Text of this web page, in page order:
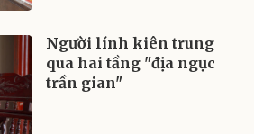
Người lính kiên trung
qua hai tầng "địa ngục
trần gian"